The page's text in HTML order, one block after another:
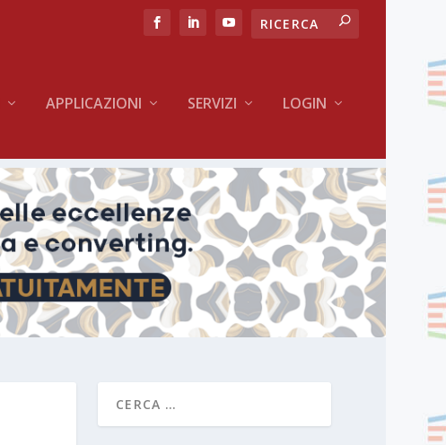
APPLICAZIONI SERVIZI LOGIN